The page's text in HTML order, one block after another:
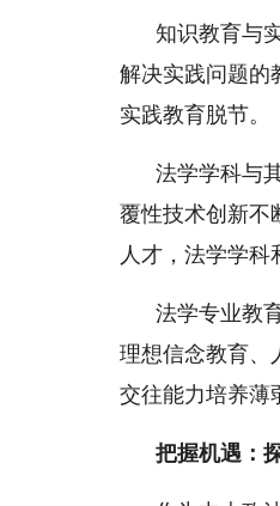
知识教育与
解决实践问题的
实践教育脱节。
法学学科与
覆性技术创新不
人才，法学学科
法学专业教
理想信念教育、
交往能力培养薄
把握机遇：